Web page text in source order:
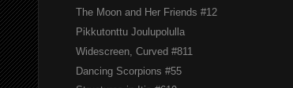
The Moon and Her Friends #12
Pikkutonttu Joulupolulla
Widescreen, Curved #811
Dancing Scorpions #55